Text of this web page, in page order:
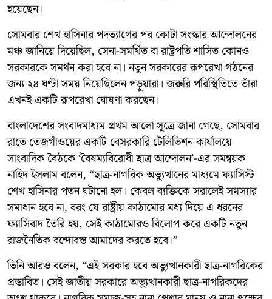
হয়েছেন।
সোমবার শেখ হাসিনার পদত্যাগের পর কোটা সংস্কার আন্দোলনের
মঞ্চ জানিয়ে দিয়েছিল, সেনা-সমর্থিত বা রাষ্ট্রপতি শাসিত কোনও
সরকারকে সমর্থন করা হবে না। নতুন সরকারের রূপরেখা গঠনের
জন্য ২৪ ঘণ্টা সময় নিয়েছিলেন পড়ুয়ারা। জরুরি পরিস্থিতিতে তাঁরা
এখনই একটি রূপরেখা ঘোষণা করছেন।
বাংলাদেশের সংবাদমাধ্যম প্রথম আলো সূত্রে জানা গেছে, সোমবার
রাতে তেজগাঁওয়ের একটি বেসরকারি টেলিভিশন কার্যালয়ে
সাংবাদিক বৈঠকে ‘বৈষম্যবিরোধী ছাত্র আন্দোলন’-এর সমন্বয়ক
নাহিদ ইসলাম বলেন, “ছাত্র-নাগরিক অভ্যুত্থানের মাধ্যমে ফ্যাসিস্ট
শেখ হাসিনার পতন ঘটানো হল। কেবল ব্যক্তিকে সরালেই সমস্যার
সমাধান হবে না, বরং যে রাষ্ট্রীয় কাঠামোর মধ্য দিয়ে এ ধরনের
ফ্যাসিবাদ তৈরি হয়, সেই কাঠামোরও বিলোপ করে একটি নতুন
রাজনৈতিক বন্দোবস্ত আমাদের করতে হবে।”
তিনি আরও বলেন, “এই সরকার হবে অভ্যুত্থানকারী ছাত্র-নাগরিকের
প্রস্তাবিত। সেই জাতীয় সরকারে অভ্যুত্থানকারী ছাত্র-নাগরিকদের